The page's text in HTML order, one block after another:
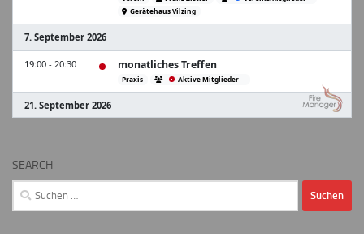
SEARCH
Suchen
nach: